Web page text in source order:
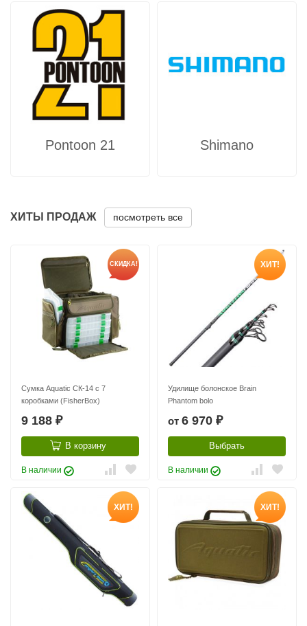
Pontoon 21 Shimano
ХИТЫ ПРОДАЖ посмотреть все
СКИДКА!
Сумка Aquatic СК-14 с 7
коробками (FisherBox)
9 188 ₽
В корзину
В наличии
ХИТ!
Удилище болонское Brain
Phantom bolo
от 6 970 ₽
Выбрать
В наличии
ХИТ! ХИТ!